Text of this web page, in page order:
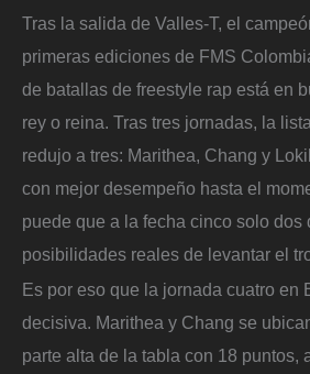
Tras la salida de Valles-T, el
primeras ediciones de FMS
de batallas de freestyle rap está en
rey o reina. Tras tres jornadas, la
redujo a tres: Marithea, Chang y
con mejor desempeño hasta el
puede que a la fecha cinco solo dos
posibilidades reales de levantar el
Es por eso que la jornada cuatro en
decisiva. Marithea y Chang se
parte alta de la tabla con 18 puntos,